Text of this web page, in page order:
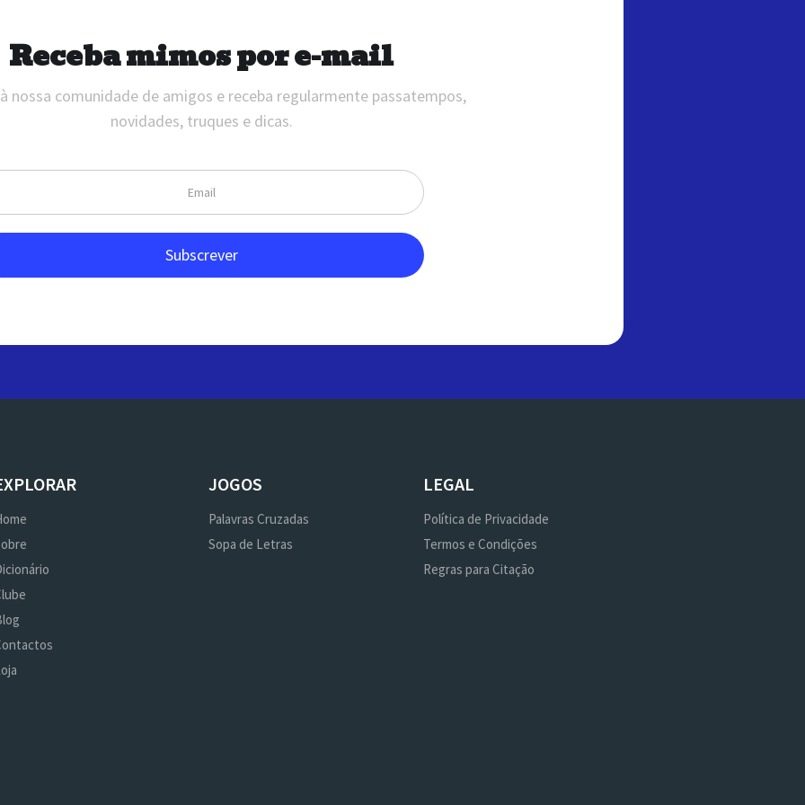
Receba mimos por e-mail
nossa comunidade de amigos e receba regularmente passatempos,
novidades, truques e dicas.
JOGOS
Palavras Cruzadas
Sopa de Letras
LEGAL
Política de Privacidade
Termos e Condições
Regras para Citação